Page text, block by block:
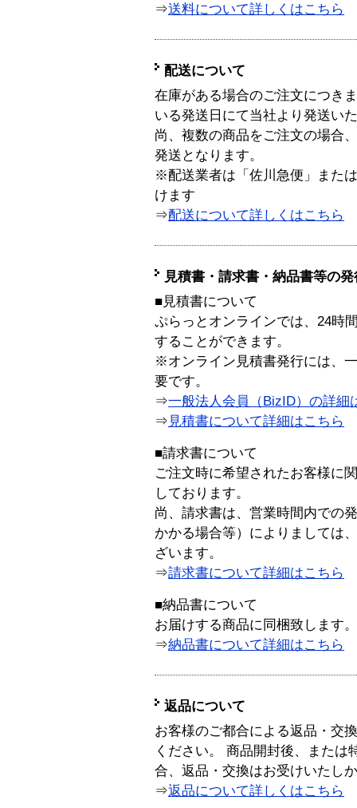
⇒送料について詳しくはこちら
配送について
在庫がある場合のご注文につき
いる発送日にて当社より発送い
尚、複数の商品をご注文の場合
発送となります。
※配送業者は「佐川急便」また
けます
⇒配送について詳しくはこちら
見積書・請求書・納品書等の
■見積書について
ぷらっとオンラインでは、24時
することができます。
※オンライン見積書発行には、
要です。
⇒一般法人会員（BizID）の詳細
⇒ 見積書について詳細はこちら
■請求書について
ご注文時に希望されたお客様に
しております。
尚、請求書は、営業時間内での
かかる場合等）によりましては
ざいます。
⇒請求書について詳細はこちら
■納品書について
お届けする商品に同梱致します。
⇒納品書について詳細はこちら
返品について
お客様のご都合による返品・交
ください。 商品開封後、または
合、返品・交換はお受けいたし
⇒返品について詳しくはこちら